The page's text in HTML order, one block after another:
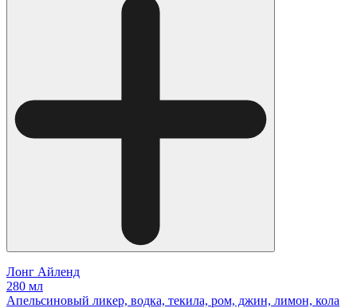
Лонг Айленд
280 мл
Апельсиновый ликер, водка, текила, ром, джин, лимон, кола